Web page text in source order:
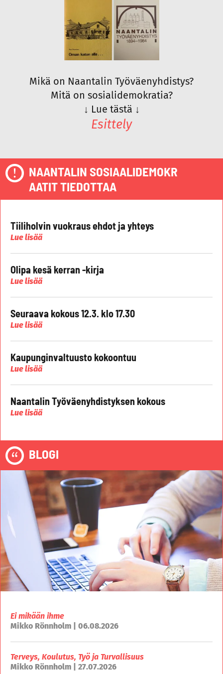
Mikä on Naantalin Työväenyhdistys?
Mitä on sosialidemokratia?
↓ Lue tästä ↓
Esittely
NAANTALIN SOSIAALIDEMOKR
AATIT TIEDOTTAA
Tiiliholvin vuokraus ehdot ja yhteys
Lue lisää
Olipa kesä kerran -kirja
Lue lisää
Seuraava kokous 12.3. klo 17.30
Lue lisää
Kaupunginvaltuusto kokoontuu
Lue lisää
Naantalin Työväenyhdistyksen kokous
Lue lisää
BLOGI
Ei mikään ihme
Mikko Rönnholm | 06.08.2026
Terveys, Koulutus, Työ ja Turvallisuus
Mikko Rönnholm | 27.07.2026